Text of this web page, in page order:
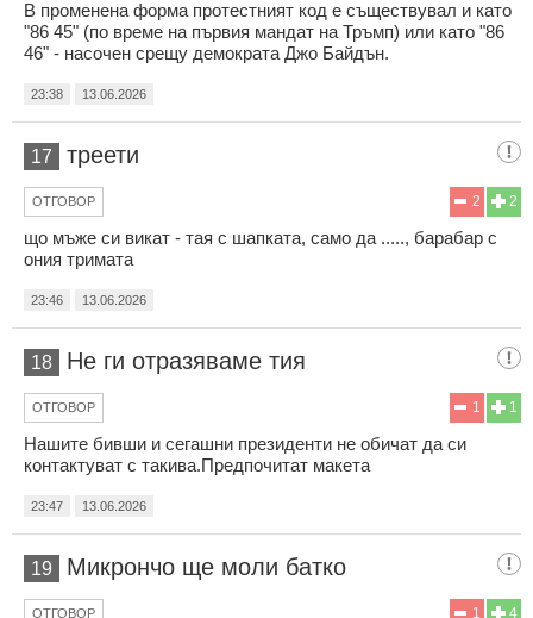
В променена форма протестният код е съществувал и като
"86 45" (по време на първия мандат на Тръмп) или като "86
46" - насочен срещу демократа Джо Байдън.
23:38 13.06.2026
17 треети
2
2
ОТГОВОР
що мъже си викат - тая с шапката, само да ....., барабар с
ония тримата
23:46 13.06.2026
18 Не ги отразяваме тия
1
1
ОТГОВОР
Нашите бивши и сегашни президенти не обичат да си
контактуват с такива.Предпочитат макета
23:47 13.06.2026
19 Микрончо ще моли батко
4
1
ОТГОВОР